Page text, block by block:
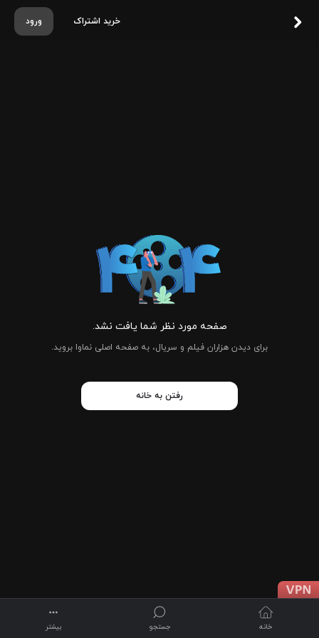
ورود خرید اشتراک
صفحه مورد نظر شما یافت نشد.
برای دیدن هزاران فیلم و سریال، به صفحه اصلی نماوا بروید.
رفتن به خانه
خانه جستجو بیشتر